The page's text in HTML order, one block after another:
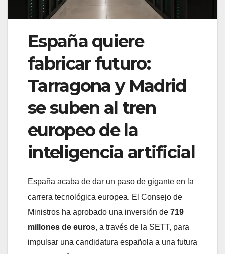
España quiere
fabricar futuro:
Tarragona y Madrid
se suben al tren
europeo de la
inteligencia artificial
España acaba de dar un paso de gigante en la
carrera tecnológica europea. El Consejo de
Ministros ha aprobado una inversión de 719
millones de euros, a través de la SETT, para
impulsar una candidatura española a una futura